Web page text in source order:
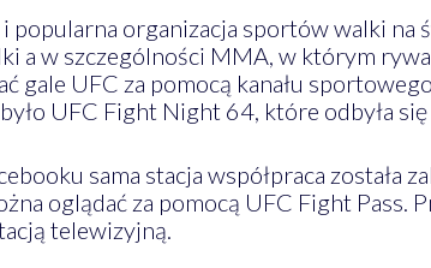
popularna organizacja sportów walki na
a w szczególności MMA, w którym
gale UFC za pomocą kanału
UFC Fight Night 64, które odbyła
sama stacja współpraca została
oglądać za pomocą UFC Fight Pass.
telewizyjną.